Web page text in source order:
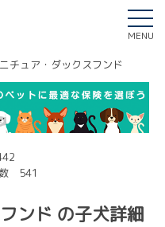
MENU
チュア・ダックスフンド
541
ンド の子犬詳細